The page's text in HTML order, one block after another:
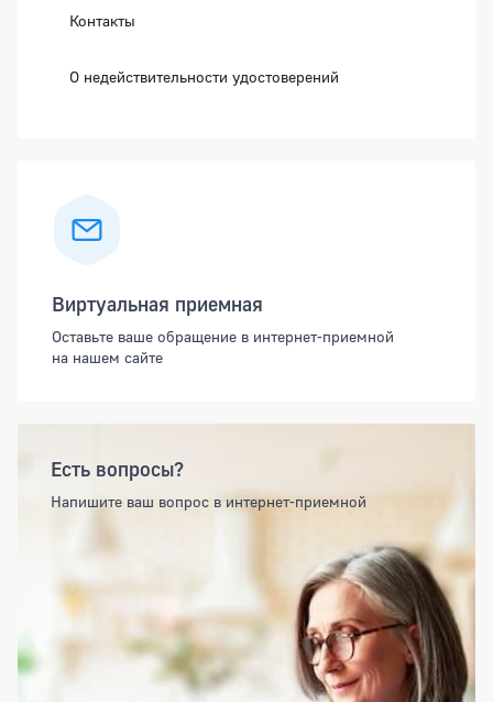
Контакты
О недействительности удостоверений
Виртуальная приемная
Оставьте ваше обращение в интернет-приемной
на нашем сайте
Есть вопросы?
Напишите ваш вопрос в интернет-приемной